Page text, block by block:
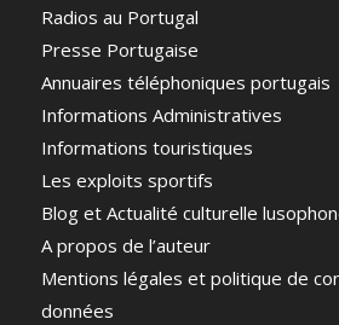
Radios au Portugal
Presse Portugaise
Annuaires téléphoniques portugais
Informations Administratives
Informations touristiques
Les exploits sportifs
Blog et Actualité culturelle
A propos de l’auteur
Mentions légales et politique de
données